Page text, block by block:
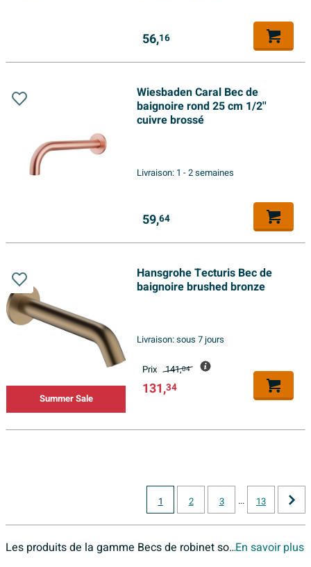
56,16
Wiesbaden Caral Bec de
baignoire rond 25 cm 1/2''
cuivre brossé
Livraison: 1 - 2 semaines
59,64
Summer Sale
Hansgrohe Tecturis Bec de
baignoire brushed bronze
Livraison:sous 7 jours
Prix 141,04
131,34
1 2 3 ... 13
Les produits de la gamme Becs de robinet sont disponibles chez Sawiday. Si vous ne retrouveriez pas les produits de la gamme Becs de robinet en ligne,En savoir plus